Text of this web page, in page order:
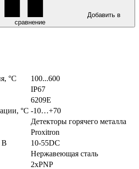
Добавить в
сравнение
°C
100...600
IP67
6209E
°С -10…+70
Детекторы горячего металла
Proxitron
В
10-55DC
Нержавеющая сталь
2xPNP